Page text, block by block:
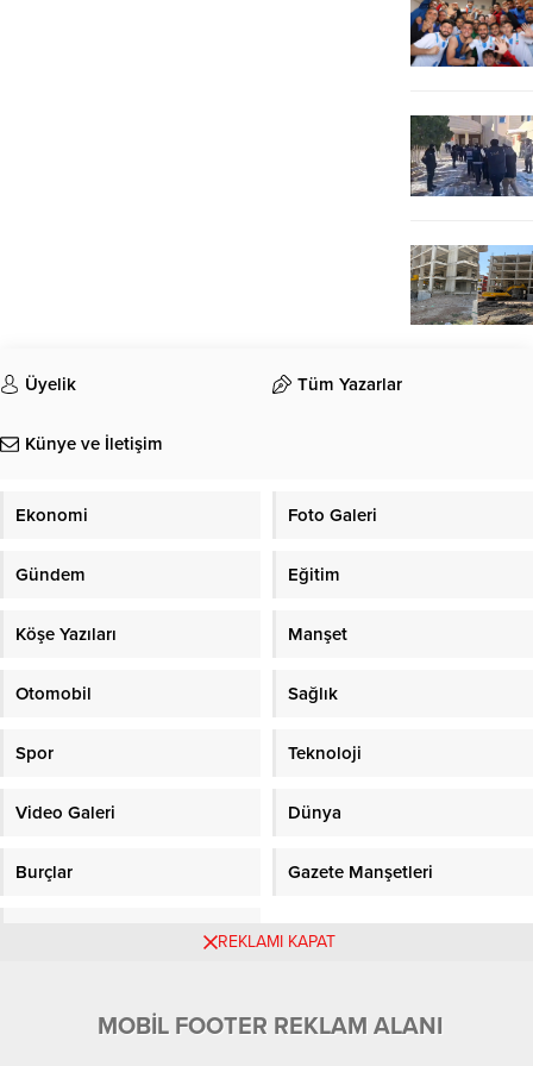
Üyelik Tüm Yazarlar
Künye ve İletişim
Ekonomi Foto Galeri
Gündem Eğitim
Köşe Yazıları Manşet
Otomobil Sağlık
Spor Teknoloji
Video Galeri Dünya
Burçlar Gazete Manşetleri
REKLAMI KAPAT
MOBİL FOOTER REKLAM ALANI